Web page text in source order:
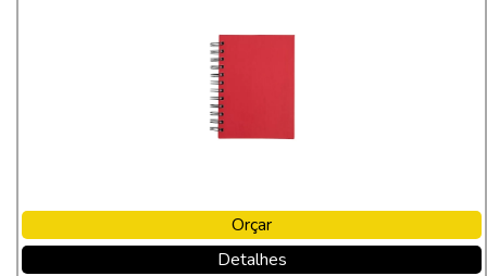
Orçar
Detalhes